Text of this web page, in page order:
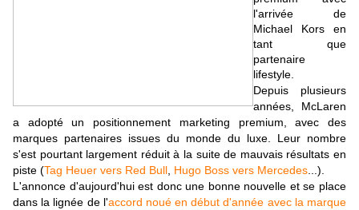
l'arrivée de
Michael Kors en
tant que
partenaire
lifestyle.
Depuis plusieurs
années, McLaren
a adopté un positionnement marketing premium, avec des
marques partenaires issues du monde du luxe. Leur nombre
s'est pourtant largement réduit à la suite de mauvais résultats en
piste (Tag Heuer vers Red Bull Hugo Boss vers Mercedes ...).
L'annonce d'aujourd'hui est donc une bonne nouvelle et se place
dans la lignée de l'accord noué en début d'année avec la marque